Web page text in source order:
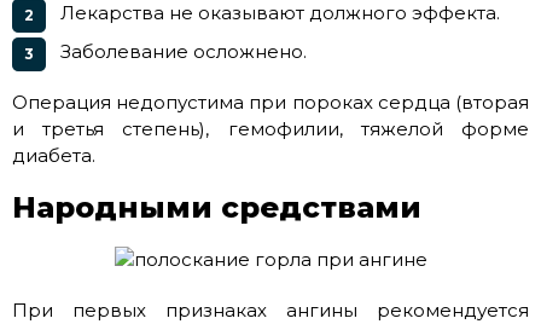
Лекарства не оказывают должного эффекта.
Заболевание осложнено.
Операция недопустима при пороках сердца (вторая
и третья степень), гемофилии, тяжелой форме
диабета.
Народными средствами
При первых признаках ангины рекомендуется